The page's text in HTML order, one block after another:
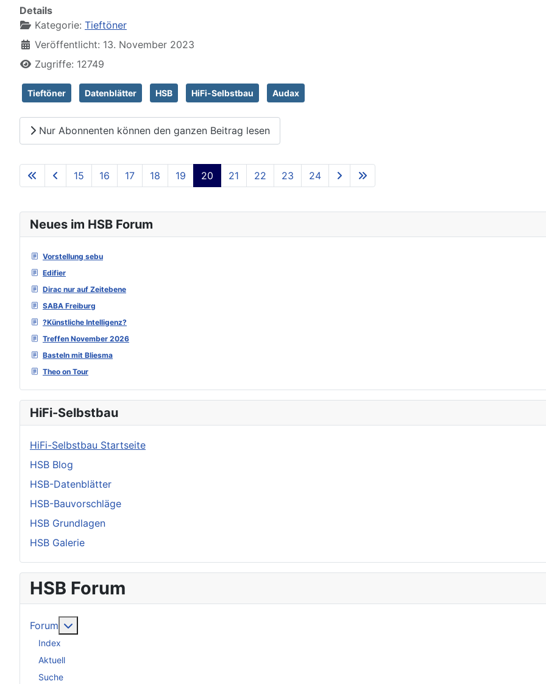
Neues im HSB Forum
Vorstellung sebu
Edifier
Dirac nur auf Zeitebene
SABA Freiburg
?Künstliche Intelligenz?
Treffen November 2026
Basteln mit Bliesma
Theo on Tour
HiFi-Selbstbau
HiFi-Selbstbau Startseite
HSB Blog
HSB-Datenblätter
HSB-Bauvorschläge
HSB Grundlagen
HSB Galerie
HSB Forum
Forum
Index
Aktuell
Suche
Details
Kategorie: Tieftöner
Veröffentlicht: 13. November 2023
Zugriffe: 12749
Tieftöner Datenblätter HSB HiFi-Selbstbau Audax
Nur Abonnenten können den ganzen Beitrag lesen
15 16 17 18 19 20 21 22 23 24